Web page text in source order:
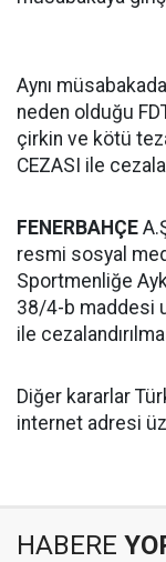
Aynı müsabakada
neden olduğu
çirkin ve kötü
CEZASI ile
FENERBAHÇE
resmi sosyal
Sportmenliğe
38/4-b maddesi
ile
Diğer kararlar
internet adresi
HABERE